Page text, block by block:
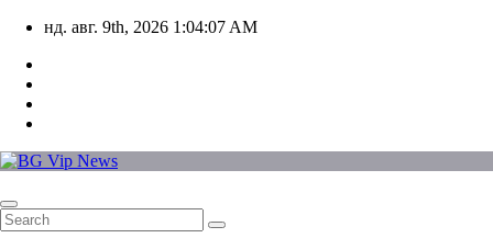
Skip
content
нд. авг. 9th, 2026 1:04:08 AM